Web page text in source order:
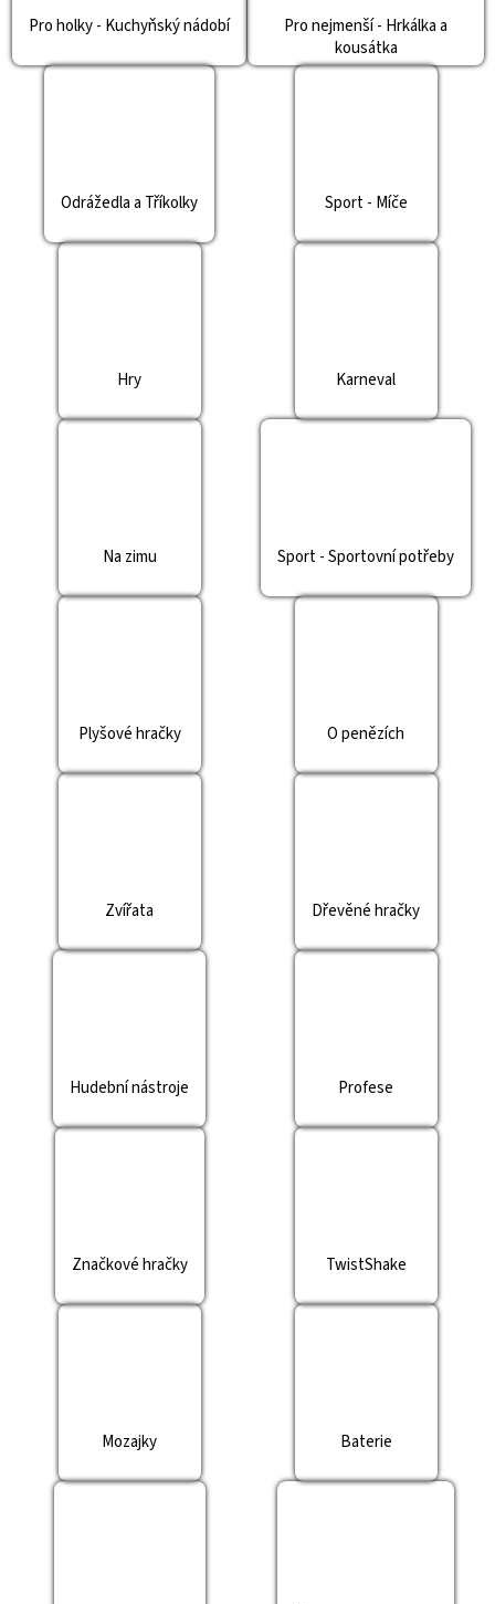
Pro holky - Kuchyňský nádobí
Pro nejmenší - Hrkálka a
kousátka
Odrážedla a Tříkolky Sport - Míče
Hry Karneval
Na zimu Sport - Sportovní potřeby
Plyšové hračky O penězích
Zvířata Dřevěné hračky
Hudební nástroje Profese
Značkové hračky TwistShake
Mozajky Baterie